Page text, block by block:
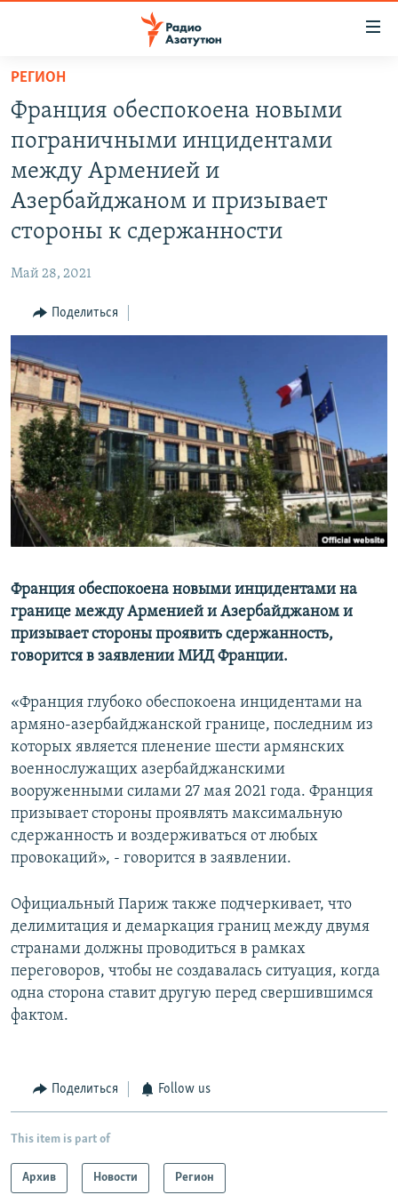
Перейти
основному
содержанию
Перейти
основной
навигации
Перейти
НОВОСТИ
ПОЛИТИКА
ОБЩЕСТВО
ЭКОНОМИКА
КУЛЬТУРА
СПОРТ
АРХИВ
Հայերեն
English
Русский
Все сайты Радио Азатутюн
РЕГИОН
Франция обеспокоена новыми
пограничными инцидентами
между Арменией и
Азербайджаном и призывает
стороны к сдержанности
Май 28, 2021
Поделиться
Франция обеспокоена новыми инцидентами на
границе между Арменией и Азербайджаном и
призывает стороны проявить сдержанность,
говорится в заявлении МИД Франции.
«Франция глубоко обеспокоена инцидентами на
армяно-азербайджанской границе, последним из
которых является пленение шести армянских
военнослужащих азербайджанскими
вооруженными силами 27 мая 2021 года. Франция
призывает стороны проявлять максимальную
сдержанность и воздерживаться от любых
провокаций», - говорится в заявлении.
Официальный Париж также подчеркивает, что
делимитация и демаркация границ между двумя
странами должны проводиться в рамках
переговоров, чтобы не создавалась ситуация, когда
одна сторона ставит другую перед свершившимся
фактом.
Поделиться Follow us
This item is part of
Архив Новости Регион